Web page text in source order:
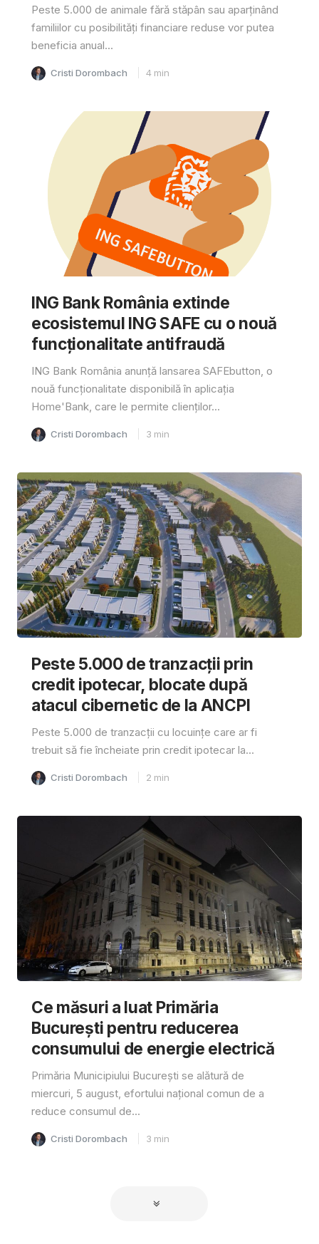
Peste 5.000 de animale fără stăpân sau aparținând
familiilor cu posibilități financiare reduse vor putea
beneficia anual...
Cristi Dorombach 4 min
ING Bank România extinde
ecosistemul ING SAFE cu o nouă
funcționalitate antifraudă
ING Bank România anunță lansarea SAFEbutton, o
nouă funcționalitate disponibilă în aplicația
Home'Bank, care le permite clienților...
Cristi Dorombach 3 min
Peste 5.000 de tranzacții prin
credit ipotecar, blocate după
atacul cibernetic de la ANCPI
Peste 5.000 de tranzacții cu locuințe care ar fi
trebuit să fie încheiate prin credit ipotecar la...
Cristi Dorombach 2 min
Ce măsuri a luat Primăria
București pentru reducerea
consumului de energie electrică
Primăria Municipiului București se alătură de
miercuri, 5 august, efortului național comun de a
reduce consumul de...
Cristi Dorombach 3 min